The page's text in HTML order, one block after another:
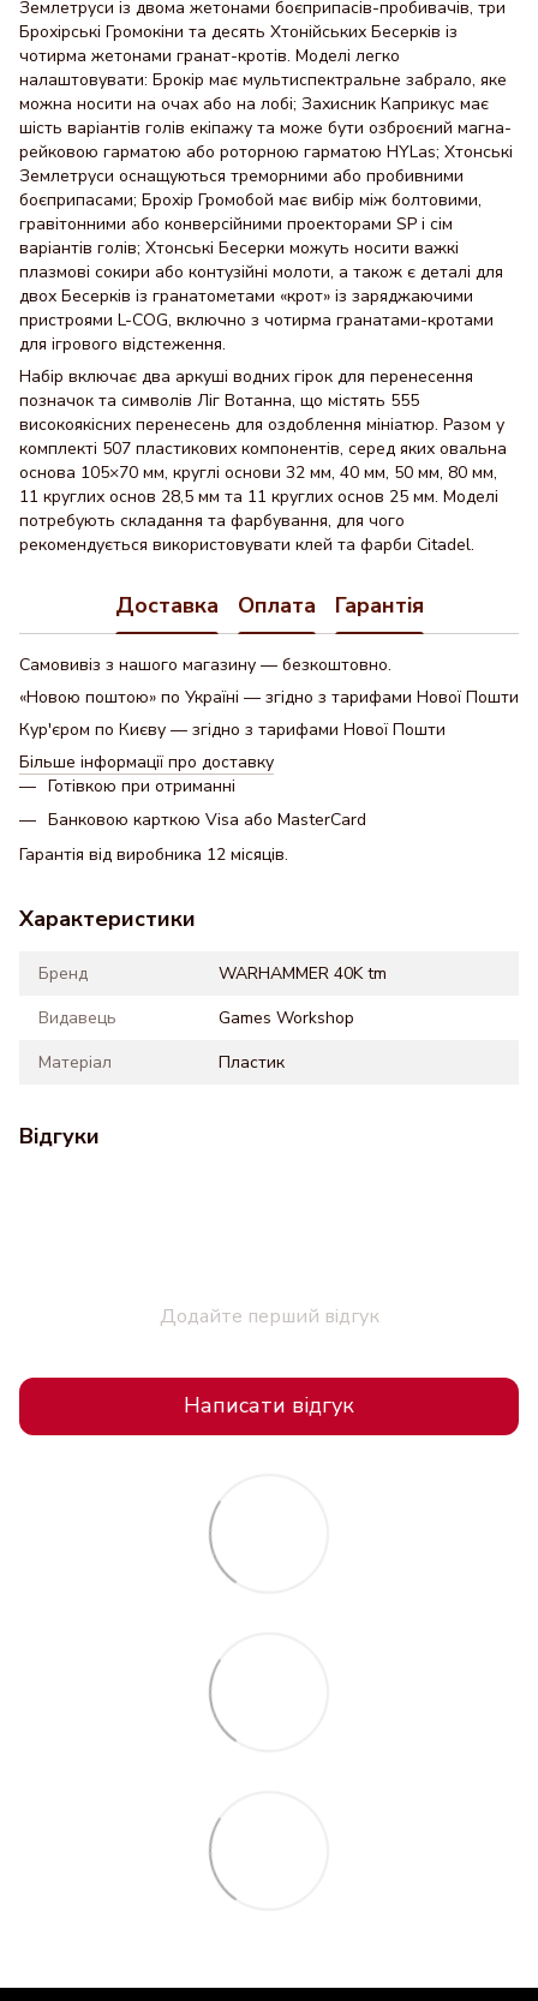
Землетруси із двома жетонами боєприпасів-пробивачів, три
Брохірські Громокіни та десять Хтонійських Бесерків із
чотирма жетонами гранат-кротів. Моделі легко
налаштовувати: Брокір має мультиспектральне забрало, яке
можна носити на очах або на лобі; Захисник Каприкус має
шість варіантів голів екіпажу та може бути озброєний магна-
рейковою гарматою або роторною гарматою HYLas; Хтонські
Землетруси оснащуються треморними або пробивними
боєприпасами; Брохір Громобой має вибір між болтовими,
гравітонними або конверсійними проекторами SP і сім
варіантів голів; Хтонські Бесерки можуть носити важкі
плазмові сокири або контузійні молоти, а також є деталі для
двох Бесерків із гранатометами «крот» із заряджаючими
пристроями L-COG, включно з чотирма гранатами-кротами
для ігрового відстеження.
Набір включає два аркуші водних гірок для перенесення
позначок та символів Ліг Вотанна, що містять 555
високоякісних перенесень для оздоблення мініатюр. Разом у
комплекті 507 пластикових компонентів, серед яких овальна
основа 105×70 мм, круглі основи 32 мм, 40 мм, 50 мм, 80 мм,
11 круглих основ 28,5 мм та 11 круглих основ 25 мм. Моделі
потребують складання та фарбування, для чого
рекомендується використовувати клей та фарби Citadel.
Доставка Оплата Гарантія
Самовивіз з нашого магазину — безкоштовно.
«Новою поштою» по Україні — згідно з тарифами Нової Пошти
Кур'єром по Києву — згідно з тарифами Нової Пошти
Більше інформації про доставку
Готівкою при отриманні
Банковою карткою Visa або MasterCard
Гарантія від виробника 12 місяців.
Характеристики
Бренд
WARHAMMER 40K tm
Видавець
Games Workshop
Матеріал
Пластик
Відгуки
Додайте перший відгук
Написати відгук